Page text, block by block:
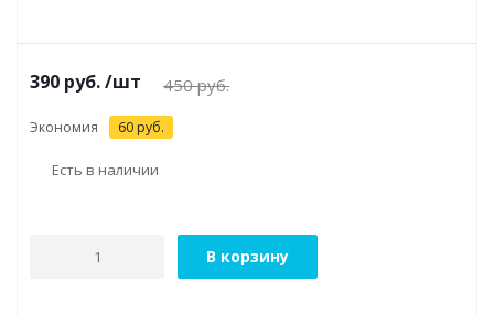
390 руб./шт 450руб.
Экономия 60 руб.
Есть в наличии
В корзину